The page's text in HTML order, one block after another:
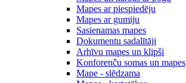
Mapes ar piespiedēju
Mapes ar gumiju
Sasienamas mapes
Dokumentu sadalītāji
Arhīvu mapes un klipši
Konforenču somas un mapes
Mape - slēdzama